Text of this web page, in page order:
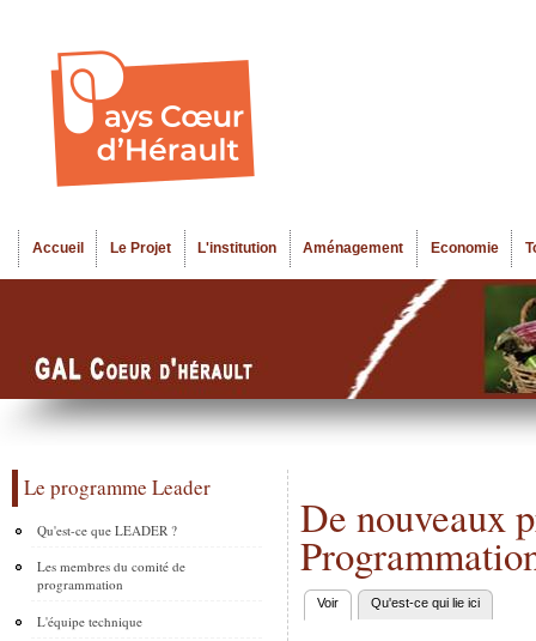
Menu principal
Accueil Le Projet L'institution Aménagement Economie
Le programme Leader
Qu'est-ce que LEADER ?
Les membres du comité de
programmation
L'équipe technique
De nouveaux
Onglets principaux
Voir (onglet actif)
Qu'est-ce qui lie ici